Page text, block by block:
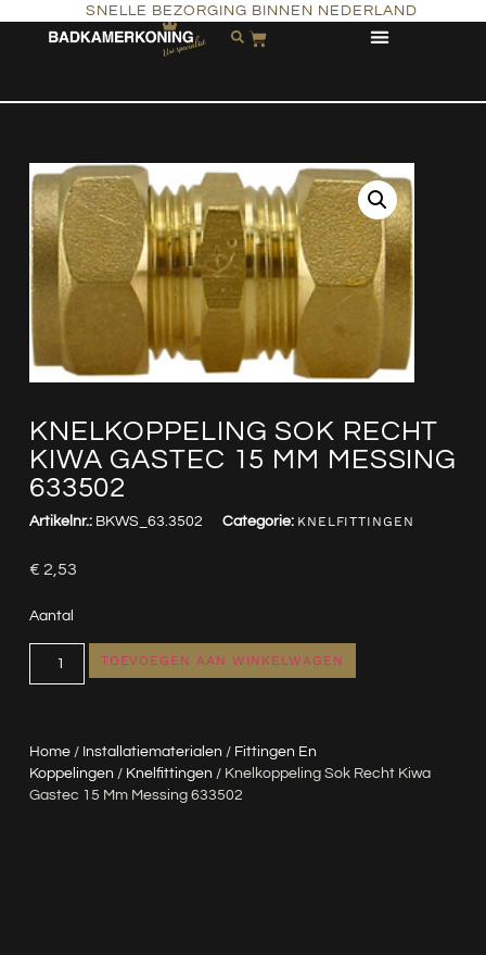
SNELLE BEZORGING BINNEN NEDERLAND
KNELKOPPELING SOK RECHT
KIWA GASTEC 15 MM MESSING
633502
Home/ Installatiematerialen / Fittingen En
Koppelingen / Knelfittingen / Knelkoppeling Sok Recht Kiwa
Gastec 15 Mm Messing 633502
Artikelnr.: BKWS_63.3502 Categorie: KNELFITTINGEN
€ 2,53
Aantal
TOEVOEGEN AAN WINKELWAGEN